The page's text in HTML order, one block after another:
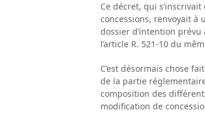
Ce décret, qui
concessions, renvoyait à
dossier d’intention prévu
l’article R. 521-10 du
C’est désormais chose
de la partie
composition des
modification de